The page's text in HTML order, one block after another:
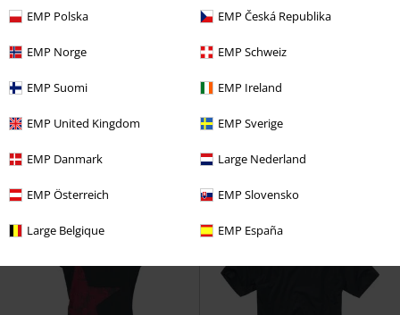
EMP Polska EMP Česká Republika
EMP Norge EMP Schweiz
EMP Suomi EMP Ireland
EMP United Kingdom EMP Sverige
EMP Danmark Large Nederland
EMP Österreich EMP Slovensko
Large Belgique EMP España
Exclusivité
Broderie(s)
PVC
€ 64,99
Moons Supernatural
Exclusivité
Grandes tailles
PVC
À partir de € 32,99
EMP Signature Collection
courtes